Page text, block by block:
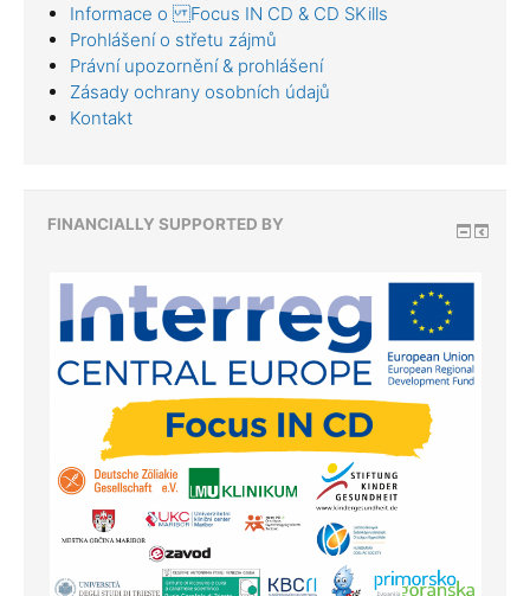
Informace o Focus IN CD & CD SKills
Prohlášení o střetu zájmů
Právní upozornění & prohlášení
Zásady ochrany osobních údajů
Kontakt
FINANCIALLY SUPPORTED BY